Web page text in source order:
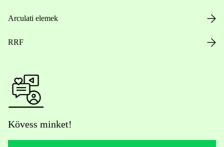
Arculati elemek
RRF
Kövess minket!